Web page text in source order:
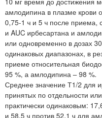
амлодипина в плазме крови
0,75-1 ч и 5 ч после приема,
и AUC ирбесартана и
или одновременно в дозах
одинаковых диапазонах, в
приеме относительная
95 %, а амлодипина – 98 %.
Среднее значение Т1/2 для
принятых по отдельности
практически одинаковым:
и 58,5 ч против 52,1 ч для